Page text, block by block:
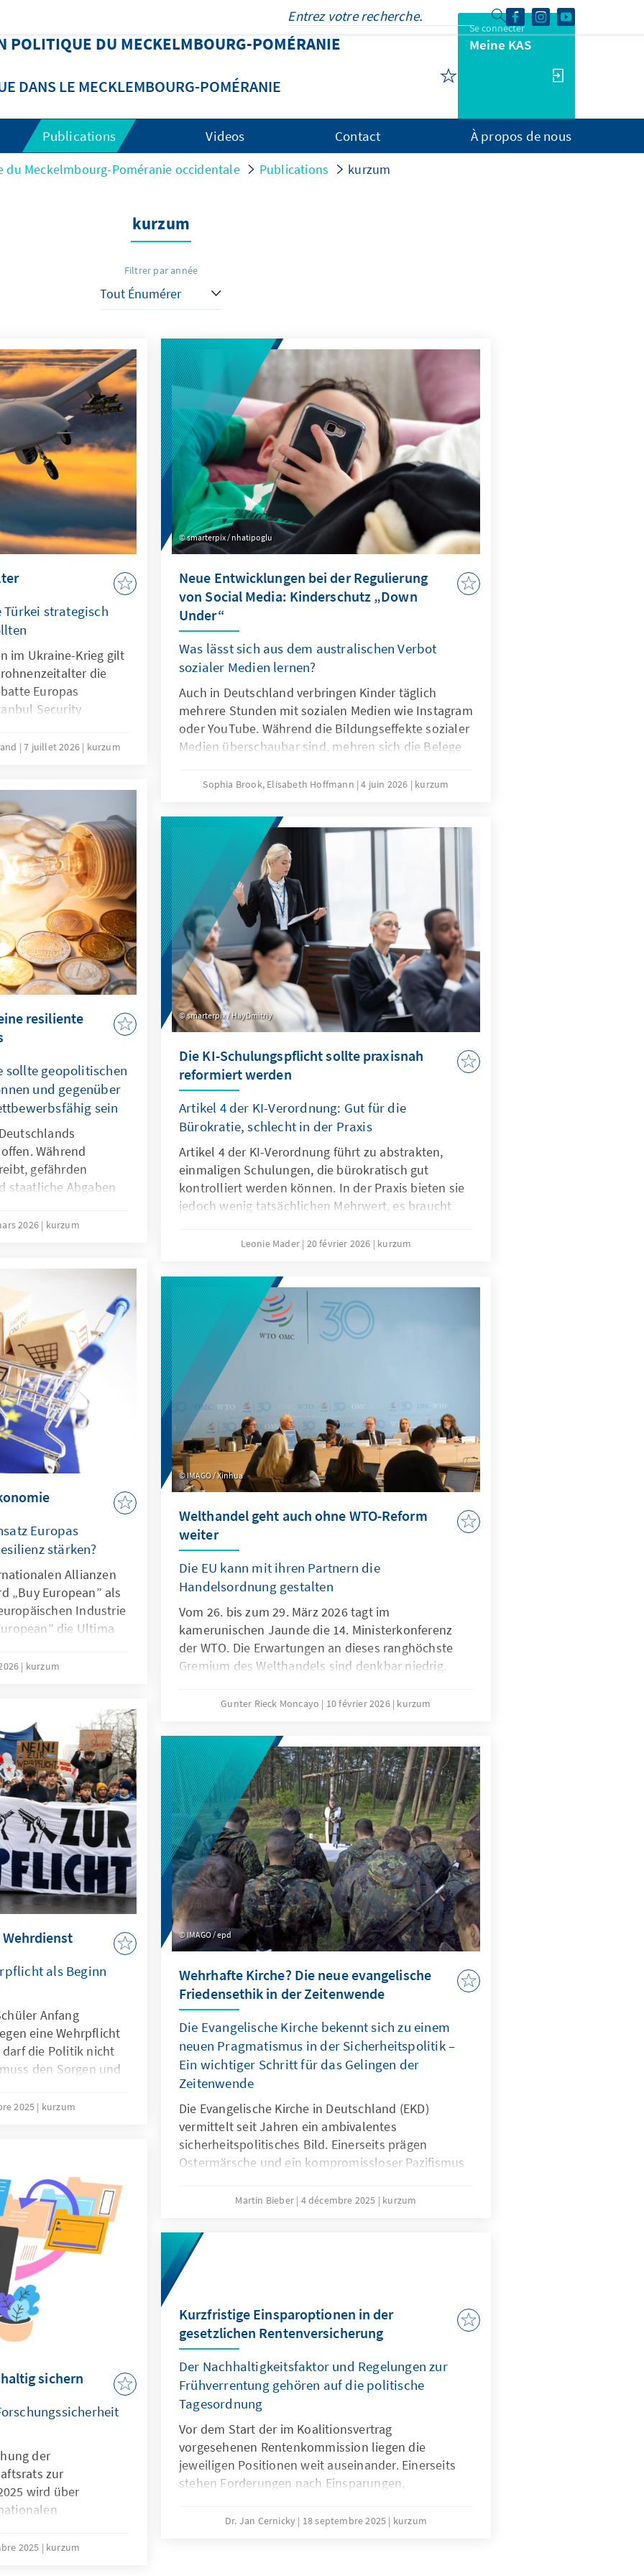
POLITIQUE DU MECKELMBOURG-POMÉRANIE
DANS LE MECKLEMBOURG-POMÉRANIE
Se connecter
Meine KAS
Publications Videos Contact À propos de nous
Meckelmbourg-Poméranie occidentale Publications kurzum
kurzum
Filtrer par année
strategisch
im Ukraine-Krieg gilt
die
Europas
Security
moderner
Junge
befasst: Eine
mit der Türkei
sollte wichtiger
sein.
7 juillet 2026 kurzum
smarterpix / nhatipoglu
Neue Entwicklungen bei der Regulierung
von Social Media: Kinderschutz „Down
Under“
Was lässt sich aus dem australischen Verbot
sozialer Medien lernen?
Auch in Deutschland verbringen Kinder täglich
mehrere Stunden mit sozialen Medien wie Instagram
oder YouTube. Während die Bildungseffekte sozialer
Medien überschaubar sind, mehren sich die Belege
intensiven Konsums sozialer Medien. Ist das
auf diese Herausforderung?
Sophia Brook, Elisabeth Hoffmann 4 juin 2026 kurzum
resiliente
sollte geopolitischen
und gegenüber
sein
Während
gefährden
staatliche Abgaben
und ist auch bei
sichern und
den Verlust
wird.
2026 kurzum
smarterpix / HayDmitriy
Die KI-Schulungspflicht sollte praxisnah
reformiert werden
Artikel 4 der KI-Verordnung: Gut für die
Bürokratie, schlecht in der Praxis
Artikel 4 der KI-Verordnung führt zu abstrakten,
einmaligen Schulungen, die bürokratisch gut
kontrolliert werden können. In der Praxis bieten sie
jedoch wenig tatsächlichen Mehrwert, es braucht
Der Passus sollte deshalb mit dem Digitalen
Leonie Mader 20 février 2026 kurzum
Europas
stärken?
Allianzen
„Buy European” als
Industrie
die Ultima
wäre eine
offensiven
kurzum
IMAGO / Xinhua
Welthandel geht auch ohne WTO-Reform
weiter
Die EU kann mit ihren Partnern die
Handelsordnung gestalten
Vom 26. bis zum 29. März 2026 tagt im
kamerunischen Jaunde die 14. Ministerkonferenz
der WTO. Die Erwartungen an dieses ranghöchste
Gremium des Welthandels sind denkbar niedrig.
4. Ministerkonferenz in Doha andauernde Stillstand
grundlegende Reform der WTO wird auch dieses Mal
nicht gelingen. Das ist zwar keine gute Nachricht für
die globale Handelsordnung, es bedeutet aber nicht,
dass den konstruktiven Kräften innerhalb der
Weltgemeinschaft und insbesondere der EU die
Hände gebunden sind.
Gunter Rieck Moncayo 10 février 2026 kurzum
als Beginn
Anfang
eine Wehrpflicht
darf die Politik nicht
den Sorgen und
einbezogen wird,
oder ein
Akzeptanz finden
2025 kurzum
IMAGO / epd
Wehrhafte Kirche? Die neue evangelische
Friedensethik in der Zeitenwende
Die Evangelische Kirche bekennt sich zu einem
neuen Pragmatismus in der Sicherheitspolitik –
Ein wichtiger Schritt für das Gelingen der
Zeitenwende
Die Evangelische Kirche in Deutschland (EKD)
vermittelt seit Jahren ein ambivalentes
sicherheitspolitisches Bild. Einerseits prägen
Ostermärsche und ein kompromissloser Pazifismus
engagieren sich evangelische Geistliche in der
Soldatinnen und Soldaten bei Auslandseinsätzen.
Martin Bieber 4 décembre 2025 kurzum
sichern
der
zur
wird über
positiv belegt –
2025 kurzum
Kurzfristige Einsparoptionen in der
gesetzlichen Rentenversicherung
Der Nachhaltigkeitsfaktor und Regelungen zur
Frühverrentung gehören auf die politische
Tagesordnung
Vor dem Start der im Koalitionsvertrag
vorgesehenen Rentenkommission liegen die
jeweiligen Positionen weit auseinander. Einerseits
stehen Forderungen nach Einsparungen,
abgelehnt. Eine notwendige große Rentenreform,
Dr. Jan Cernicky 18 septembre 2025 kurzum